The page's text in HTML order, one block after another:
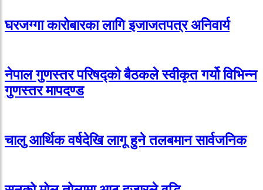
घरजग्गा कारोबारका लागि इजाजतपत्र अनिवार्य
नेपाल गुणस्तर परिषद्को बैठकले स्वीकृत गर्यो विभिन्न
गुणस्तर मापदण्ड
चालु आर्थिक वर्षदेखि लागू हुने तलबमान सार्वजनिक